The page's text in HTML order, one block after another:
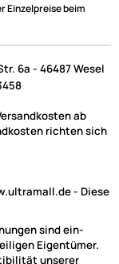
Einzelpreise beim
6a - 46487 Wesel
ab
richten sich
- Diese
sind ein-
Eigentümer.
unserer